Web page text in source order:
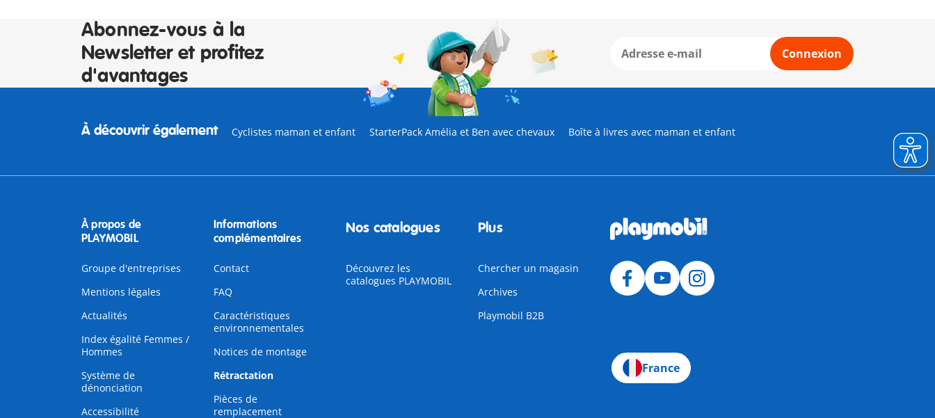
Abonnez-vous à la
Newsletter et profitez
d'avantages
Connexion
À découvrir également Cyclistes maman et enfant StarterPack Amélia et Ben avec chevaux Boîte à livres avec maman et enfant
À propos de
PLAYMOBIL
Groupe d'entreprises
Mentions légales
Actualités
Index égalité Femmes /
Hommes
Système de
dénonciation
Accessibilité
Informations
complémentaires
Contact
FAQ
Caractéristiques
environnementales
Notices de montage
Rétractation
Pièces de
remplacement
Nos catalogues
Découvrez les
catalogues PLAYMOBIL
Plus
Chercher un magasin
Archives
Playmobil B2B
France